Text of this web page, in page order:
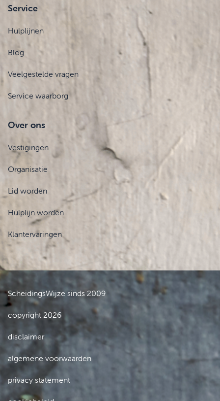
Service
Hulplijnen
Blog
Veelgestelde vragen
Service waarborg
Over ons
Vestigingen
Organisatie
Lid worden
Hulplijn worden
Klantervaringen
ScheidingsWijze sinds 2009
copyright 2026
disclaimer
algemene voorwaarden
privacy statement